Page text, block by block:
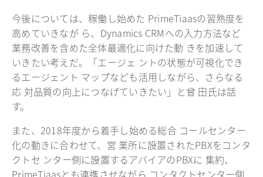
今後については、稼働し始めた PrimeTiaasの習熟度を
高めていきなが ら、Dynamics CRMへの入力方法など
業務改善を含めた全体最適化に向けた動 きを加速して
いきたい考えだ。「エージェ ントの状態が可視化でき
るエージェント マップなども活用しながら、さらなる
応 対品質の向上につなげていきたい」と曾 田氏は話
す。
また、2018年度から着手し始める総合 コールセンター
化の動きに合わせて、営 業所に設置されたPBXをコンタ
クトセ ンター側に設置するアバイアのPBXに 集約、